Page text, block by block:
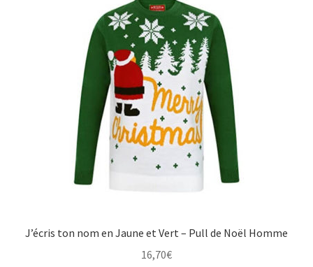
J’écris ton nom en Jaune et Vert – Pull de Noël Homme
16,70€